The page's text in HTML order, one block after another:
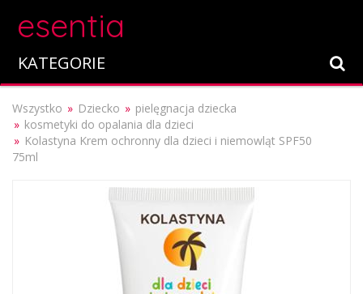
esentia
KATEGORIE
Wszystko Dziecko
pielęgnacja dziecka
kosmetyki do opalania dla dzieci
Kolastyna Krem ochronny dla dzieci i niemowląt SPF50
75ml